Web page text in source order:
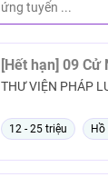
[Hết
THƯ VIỆN PHÁP
12 - 25 triệu Hồ